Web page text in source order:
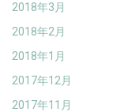
2018年3月
2018年2月
2018年1月
2017年12月
2017年11月